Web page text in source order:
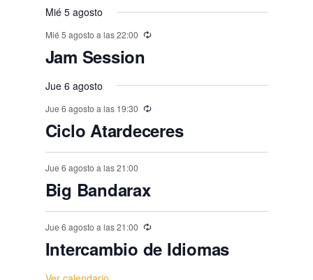
n
t
o
s
,
,
,
,
,
,
s
,
s
,
,
s
,
s
s
s
o
s
o
s
s
o
Mié 5 agosto
Mié 5 agosto a las 22:00
Jam Session
Jue 6 agosto
Jue 6 agosto a las 19:30
Ciclo Atardeceres
Jue 6 agosto a las 21:00
Big Bandarax
Jue 6 agosto a las 21:00
Intercambio de Idiomas